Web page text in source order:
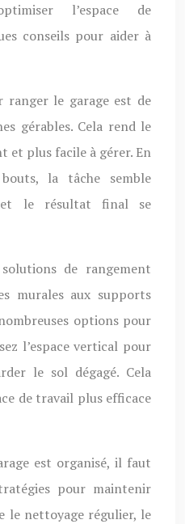
l’espace de
conseils pour aider à
ranger le garage est de
gérables. Cela rend le
et plus facile à gérer. En
la tâche semble
et le résultat final se
de rangement
murales aux supports
options pour
l’espace vertical pour
le sol dégagé. Cela
de travail plus efficace
est organisé, il faut
pour maintenir
le nettoyage régulier, le